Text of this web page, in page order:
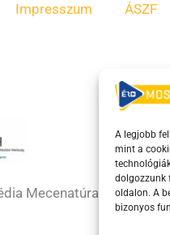
A legjobb
mint a
dolgozzunk
oldalon. A
bizonyos
Impresszum ÁSZF
Mecenatúra program